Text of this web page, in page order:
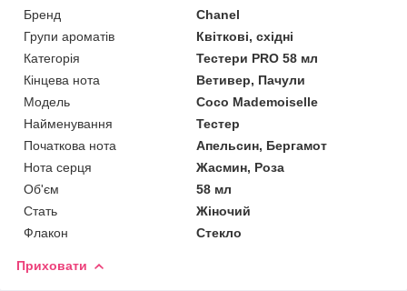
Бренд
Chanel
Групи ароматів
Квіткові, східні
Категорія
Тестери PRO 58 мл
Кінцева нота
Ветивер, Пачули
Мoдель
Coco Mademoiselle
Найменування
Тестер
Початкова нота
Апельсин, Бергамот
Нота серця
Жасмин, Роза
Об'єм
58 мл
Стать
Жіночий
Флакон
Стекло
Приховати